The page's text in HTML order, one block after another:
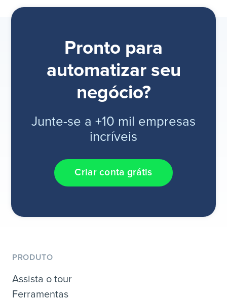
Pronto para
automatizar seu
negócio?
Junte-se a +10 mil empresas
incríveis
Criar conta grátis
PRODUTO
Assista o tour
Ferramentas